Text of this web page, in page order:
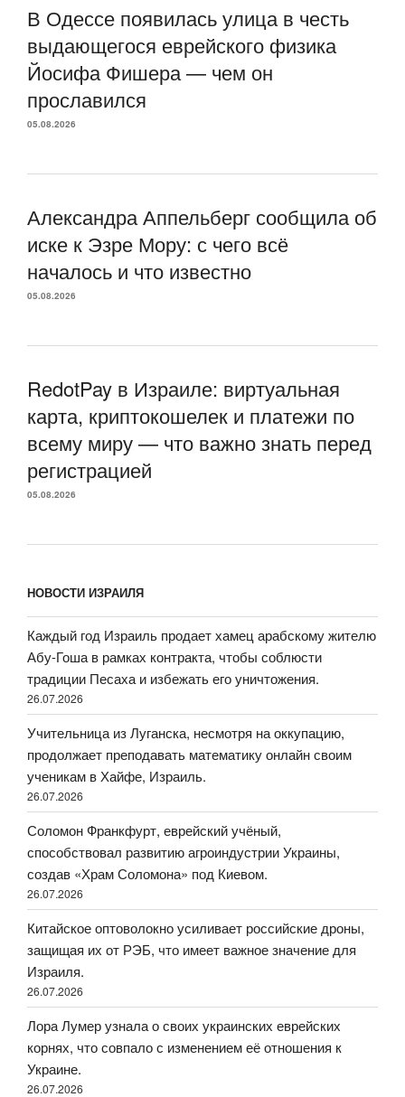
В Одессе появилась улица в честь
выдающегося еврейского физика
Йосифа Фишера — чем он
прославился
05.08.2026
Александра Аппельберг сообщила об
иске к Эзре Мору: с чего всё
началось и что известно
05.08.2026
RedotPay в Израиле: виртуальная
карта, криптокошелек и платежи по
всему миру — что важно знать перед
регистрацией
05.08.2026
НОВОСТИ ИЗРАИЛЯ
Каждый год Израиль продает хамец арабскому жителю
Абу-Гоша в рамках контракта, чтобы соблюсти
традиции Песаха и избежать его уничтожения.
26.07.2026
Учительница из Луганска, несмотря на оккупацию,
продолжает преподавать математику онлайн своим
ученикам в Хайфе, Израиль.
26.07.2026
Соломон Франкфурт, еврейский учёный,
способствовал развитию агроиндустрии Украины,
создав «Храм Соломона» под Киевом.
26.07.2026
Китайское оптоволокно усиливает российские дроны,
защищая их от РЭБ, что имеет важное значение для
Израиля.
26.07.2026
Лора Лумер узнала о своих украинских еврейских
корнях, что совпало с изменением её отношения к
Украине.
26.07.2026